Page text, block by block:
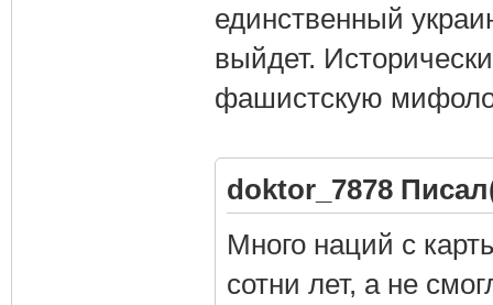
единственный
выйдет.
фашистскую
doktor_7878
Много наций с
сотни лет, а не